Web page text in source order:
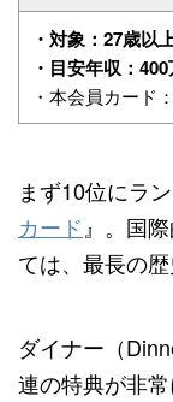
・対象：27歳以
・目安年収：
・本会員カード
まず10位にラ
カード 』。国
ては、最長の
ダイナー（
連の特典が非